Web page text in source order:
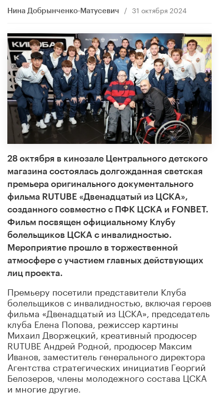
Нина Добрынченко-Матусевич / 31 октября 2024
28 октября в кинозале Центрального детского
магазина состоялась долгожданная светская
премьера оригинального документального
фильма RUTUBE «Двенадцатый из ЦСКА»,
созданного совместно с ПФК ЦСКА и FONBET.
Фильм посвящен официальному Клубу
болельщиков ЦСКА с инвалидностью.
Мероприятие прошло в торжественной
атмосфере с участием главных действующих
лиц проекта.
Премьеру посетили представители Клуба
болельщиков с инвалидностью, включая героев
фильма «Двенадцатый из ЦСКА», председатель
клуба Елена Попова, режиссер картины
Михаил Дворжецкий, креативный продюсер
RUTUBE Андрей Родной, продюсер Максим
Иванов, заместитель генерального директора
Агентства стратегических инициатив Георгий
Белозеров, члены молодежного состава ЦСКА
и многие другие.